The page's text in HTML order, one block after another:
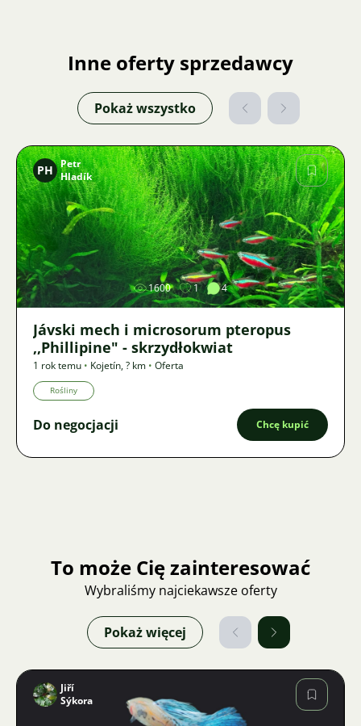
Inne oferty sprzedawcy
Pokaż wszystko
Zdjęcie
PH Petr
Hladík
1600 1 4
Jávski mech i microsorum pteropus
,,Phillipine" - skrzydłokwiat
1 rok temu • Kojetín,? km • Oferta
Rośliny
Do negocjacji Chcę kupić
To może Cię zainteresować
Wybraliśmy najciekawsze oferty
Pokaż więcej
Jiří
Sýkora